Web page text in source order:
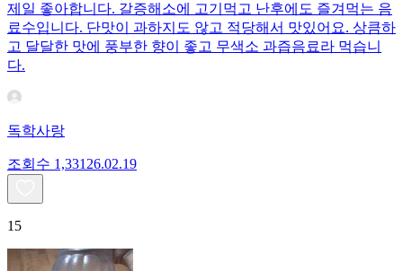
제일 좋아합니다. 갈증해소에 고기먹고 난후에도 즐겨먹는 음
료수입니다. 단맛이 과하지도 않고 적당해서 맛있어요. 상큼하
고 달달한 맛에 풍부한 향이 좋고 무색소 과즙음료라 먹습니
다.
독학사랑
조회수 1,331 26.02.19
15